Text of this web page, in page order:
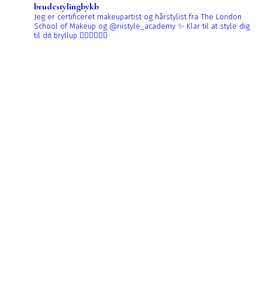
brudestylingbykb
Jeg er certificeret makeupartist og hårstylist fra The London
School of Makeup og @riistyle_academy ✨ Klar til at style dig
til dit bryllup 👰🏼‍♀️👰🏻‍♀️